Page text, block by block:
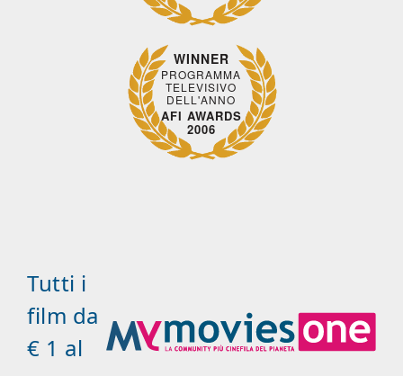
WINNER
PROGRAMMA
TELEVISIVO
DELL'ANNO
AFI AWARDS
2006
Tutti i
film da
€ 1 al